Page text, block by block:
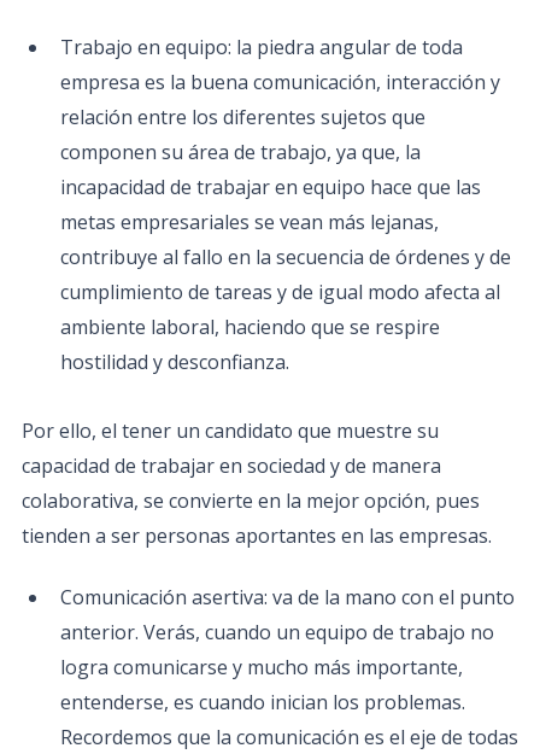
Trabajo en equipo: la piedra angular de toda
empresa es la buena comunicación, interacción y
relación entre los diferentes sujetos que
componen su área de trabajo, ya que, la
incapacidad de trabajar en equipo hace que las
metas empresariales se vean más lejanas,
contribuye al fallo en la secuencia de órdenes y de
cumplimiento de tareas y de igual modo afecta al
ambiente laboral, haciendo que se respire
hostilidad y desconfianza.
Por ello, el tener un candidato que muestre su
capacidad de trabajar en sociedad y de manera
colaborativa, se convierte en la mejor opción, pues
tienden a ser personas aportantes en las empresas.
Comunicación asertiva: va de la mano con el punto
anterior. Verás, cuando un equipo de trabajo no
logra comunicarse y mucho más importante,
entenderse, es cuando inician los problemas.
Recordemos que la comunicación es el eje de todas